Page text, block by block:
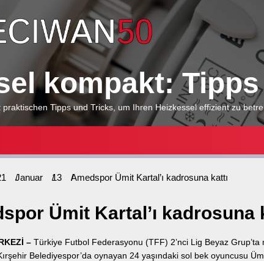
Tipps
für
Heizen
kompakt:
Tipps und Tricks, um Ihren Heizkessel effizient zu
Januar 13 Amedspor Ümit Kartal’ı kadrosuna kattı
Ümit Kartal’ı kadrosuna
– Türkiye Futbol Federasyonu (TFF) 2’nci Lig Beyaz Grup’ta
Belediyespor’da oynayan 24 yaşındaki sol bek oyuncusu